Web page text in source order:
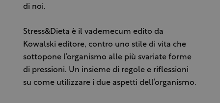
di noi.
Stress&Dieta è il vademecum edito da
Kowalski editore, contro uno stile di vita che
sottopone l’organismo alle più svariate forme
di pressioni. Un insieme di regole e riflessioni
su come utilizzare i due aspetti dell’organismo.